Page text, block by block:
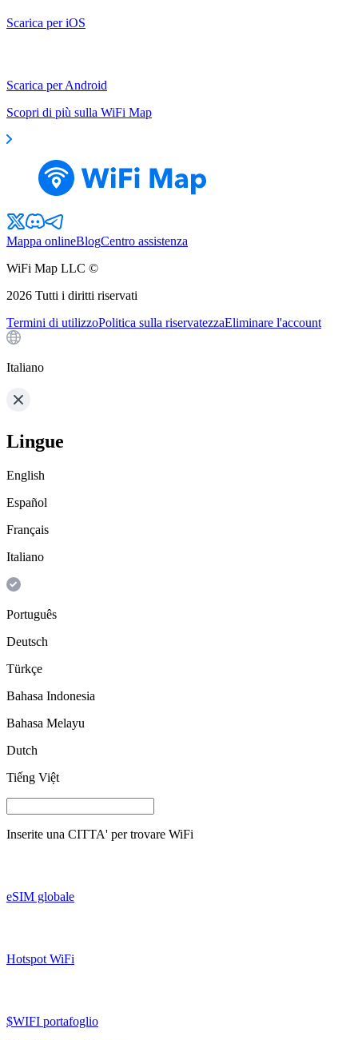
Scarica per iOS
Scarica per Android
Scopri di più sulla WiFi Map
Mappa onlineBlogCentro assistenza
WiFi Map LLC ©
2026 Tutti i diritti riservati
Termini di utilizzoPolitica sulla riservatezzaEliminare l'account
Italiano
Lingue
English
Español
Français
Italiano
Português
Deutsch
Türkçe
Bahasa Indonesia
Bahasa Melayu
Dutch
Tiếng Việt
Inserite una CITTA' per trovare WiFi
eSIM globale
Hotspot WiFi
$WIFI portafoglio